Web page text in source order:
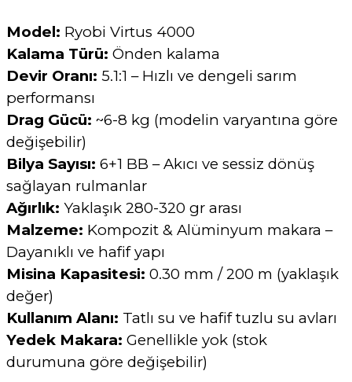
Model: Ryobi Virtus 4000
Kalama Türü: Önden kalama
Devir Oranı: 5.1:1 – Hızlı ve dengeli sarım
performansı
Drag Gücü: ~6-8 kg (modelin varyantına göre
değişebilir)
Bilya Sayısı: 6+1 BB – Akıcı ve sessiz dönüş
sağlayan rulmanlar
Ağırlık: Yaklaşık 280-320 gr arası
Malzeme: Kompozit & Alüminyum makara –
Dayanıklı ve hafif yapı
Misina Kapasitesi: 0.30 mm / 200 m (yaklaşık
değer)
Kullanım Alanı: Tatlı su ve hafif tuzlu su avları
Yedek Makara: Genellikle yok (stok
durumuna göre değişebilir)